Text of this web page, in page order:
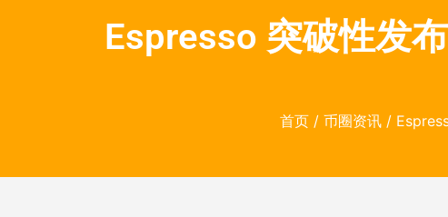
Espresso 突破性发
首页/ 币圈资讯/